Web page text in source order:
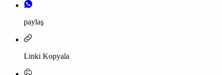
paylaş
Linki Kopyala